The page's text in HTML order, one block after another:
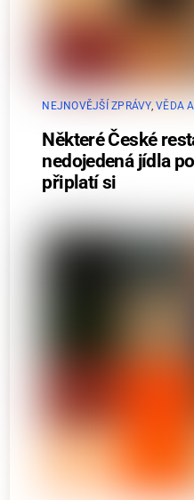
NEJNOVĚJŠÍ ZPRÁVY,VĚDA
Některé České
nedojedená jídla
připlatí si